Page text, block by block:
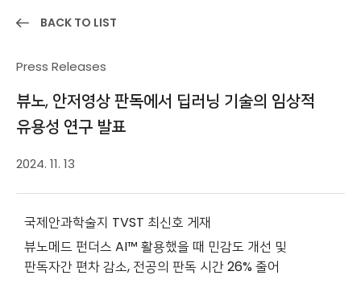
BACK TO LIST
Press Releases
뷰노, 안저영상 판독에서 딥러닝 기술의 임상적
유용성 연구 발표
2024. 11. 13
국제안과학술지 TVST 최신호 게재
뷰노메드 펀더스 AI™ 활용했을 때 민감도 개선 및
판독자간 편차 감소, 전공의 판독 시간 26% 줄어